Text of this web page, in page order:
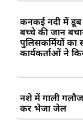
कनकई नदी में डूब
बच्चे की जान
पुलिसकर्मियों का
कार्यकर्ताओं ने
नशे में गाली
कर भेजा जेल